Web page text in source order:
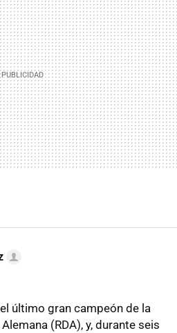
último gran campeón de la
(RDA), y, durante seis